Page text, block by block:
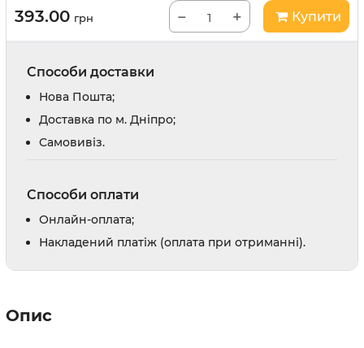
393.00 грн − + Купити
Способи доставки
Нова Пошта;
Доставка по м. Дніпро;
Cамовивіз.
Способи оплати
Онлайн-оплата;
Накладений платіж (оплата при отриманні).
Опис